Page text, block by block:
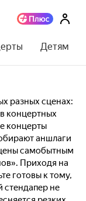
Детям
разных сценах:
концертных
концерты
аншлаги
самобытным
Приходя на
готовы к тому,
стендапер не